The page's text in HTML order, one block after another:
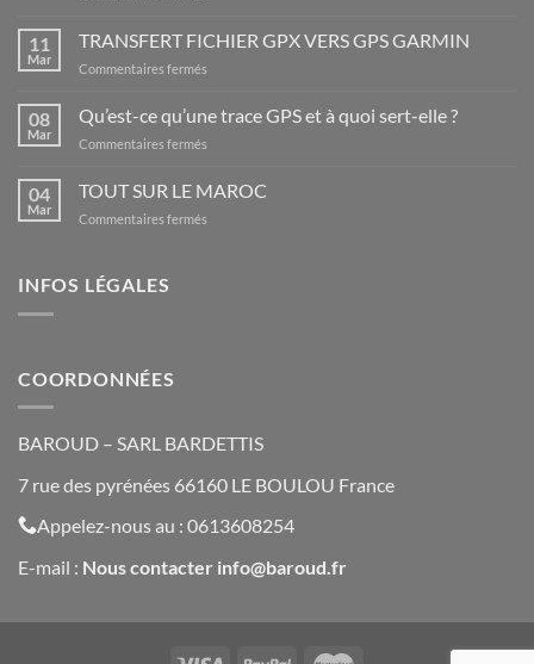
PLUS
11
Mar
TRANSFERT FICHIER GPX VERS GPS GARMIN
Commentaires fermés
FICHIER
GARMIN
08
Mar
Qu’est-ce qu’une trace GPS et à quoi sert-elle ?
Commentaires fermés
ce
04
Mar
TOUT SUR LE MAROC
Commentaires fermés
INFOS LÉGALES
COORDONNÉES
BAROUD – SARL BARDETTIS
7 rue des pyrénées 66160 LE BOULOU France
Appelez-nous au : 0613608254
E-mail : Nous contacter info@baroud.fr